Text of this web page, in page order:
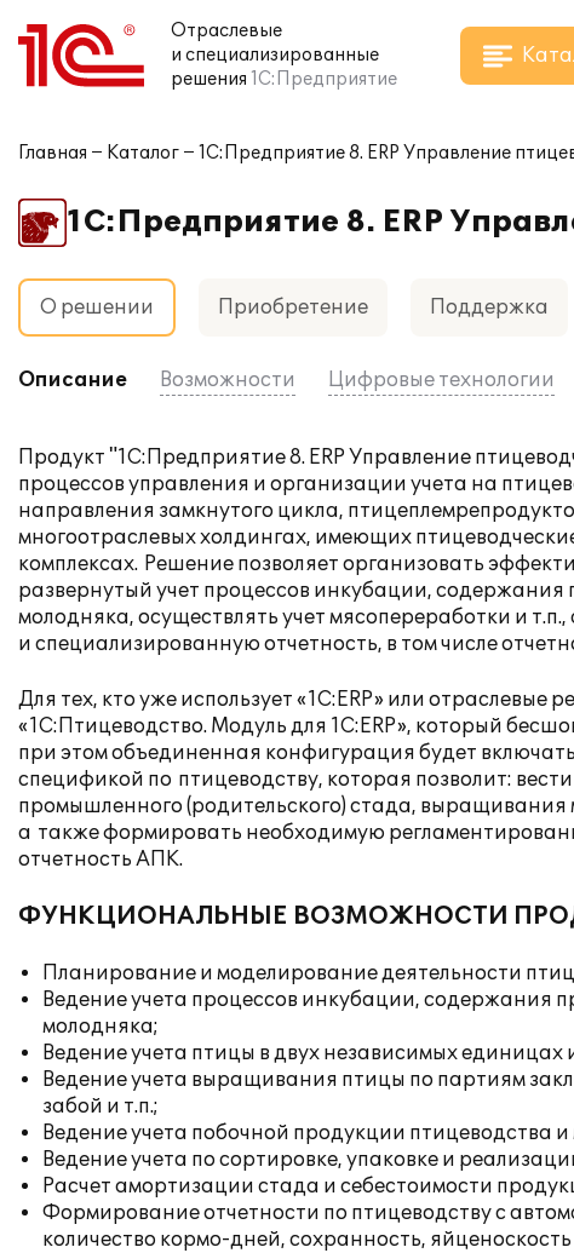
Отраслевые
и специализированные
решения 1С:Предприятие
Главная Каталог 1С:Предприятие 8. ERP Управление
1С:Предприятие 8. ERP
О решении Приобретение Поддержка
Описание Возможности Цифровые технологии
Продукт "1С:Предприятие 8. ERP Управление
процессов управления и организации учета на
направления замкнутого цикла,
многоотраслевых холдингах, имеющих
комплексах. Решение позволяет организовать
развернутый учет процессов инкубации,
молодняка, осуществлять учет мясопереработки и
и специализированную отчетность, в том числе
Для тех, кто уже использует «1С:ERP» или
«1С:Птицеводство. Модуль для 1С:ERP», который
при этом объединенная конфигурация будет
спецификой по птицеводству, которая позволит:
промышленного (родительского) стада, выращивания
а также формировать необходимую
отчетность АПК.
ФУНКЦИОНАЛЬНЫЕ ВОЗМОЖНОСТИ
Планирование и моделирование деятельности
Ведение учета процессов инкубации, содержания
молодняка;
Ведение учета птицы в двух независимых единицах
Ведение учета выращивания птицы по партиям
забой и т.п.;
Ведение учета побочной продукции птицеводства
Ведение учета по сортировке, упаковке и
Расчет амортизации стада и себестоимости
Формирование отчетности по птицеводству с
количество кормо-дней, сохранность, яйценоскость